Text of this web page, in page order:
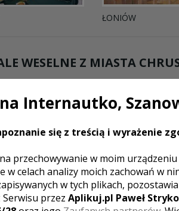
ŁONIÓW
WESELNE Z MIASTA
Lipowy Dwór
Rekreacyjny teren,
osób oraz namiot
Internautko,
się z treścią i wyrażenie
przechowywanie w moim
w celach analizy moich zachowań w
w tych plikach,
przez Aplikuj.pl Paweł